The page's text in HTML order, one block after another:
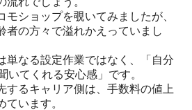
モショップを覗いてみましたが、
者の方々で溢れかえっていまし
単なる設定作業ではなく、「自分
いてくれる安心感」です。
するキャリア側は、手数料の値上
ています。